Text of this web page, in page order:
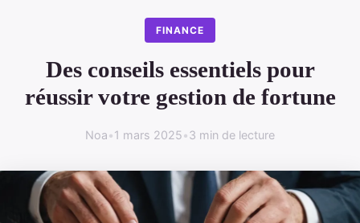
FINANCE
Des conseils essentiels pour
réussir votre gestion de fortune
Noa•1 mars 2025•3 min de lecture